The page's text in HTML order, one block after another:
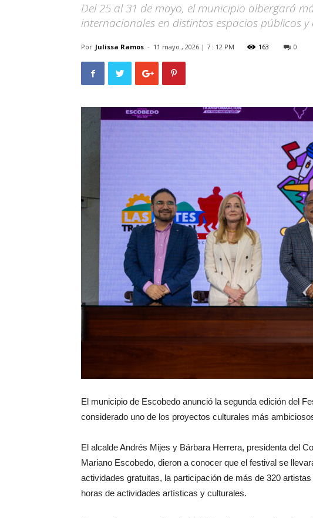
Del 25 al 31 de mayo, el municipio albergará
internacionales en distintos espacios públicos
Por Julissa Ramos - 11 mayo , 2026 | 7 : 12 PM 163 0
El municipio de Escobedo anunció la segunda edición del
considerado uno de los proyectos culturales más
El alcalde Andrés Mijes y Bárbara Herrera, presidenta del
Mariano Escobedo, dieron a conocer que el festival se
actividades gratuitas, la participación de más de 320
horas de actividades artísticas y culturales.